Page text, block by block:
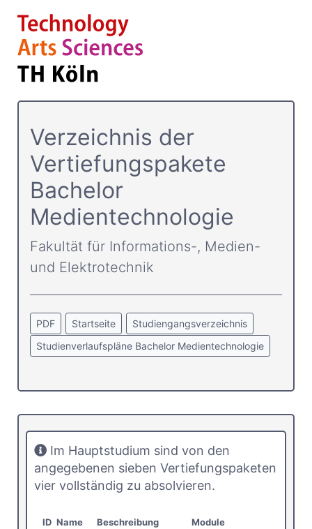
Verzeichnis der
Vertiefungspakete
Bachelor
Medientechnologie
Fakultät für Informations-, Medien-
und Elektrotechnik
PDF Startseite
Studiengangsverzeichnis
Studienverlaufspläne Bachelor Medientechnologie
Im Hauptstudium sind von den
angegebenen sieben Vertiefungspaketen
vier vollständig zu absolvieren.
ID Name Beschreibung Module